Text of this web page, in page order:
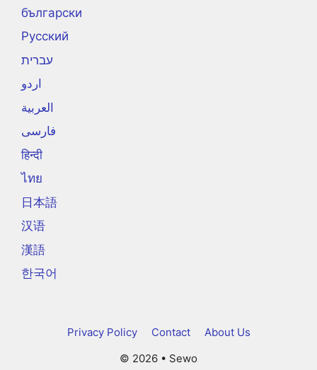
български
Русский
עברית
اردو
العربية
فارسی
हिन्दी
ไทย
日本語
汉语
漢語
한국어
Privacy Policy Contact
About Us
© 2026 • Sewo